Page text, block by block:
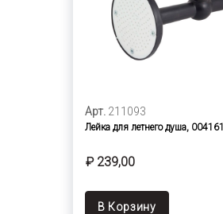
Арт. 211093
Лейка для летнего душа, 004161
₽ 239,00
В Корзину